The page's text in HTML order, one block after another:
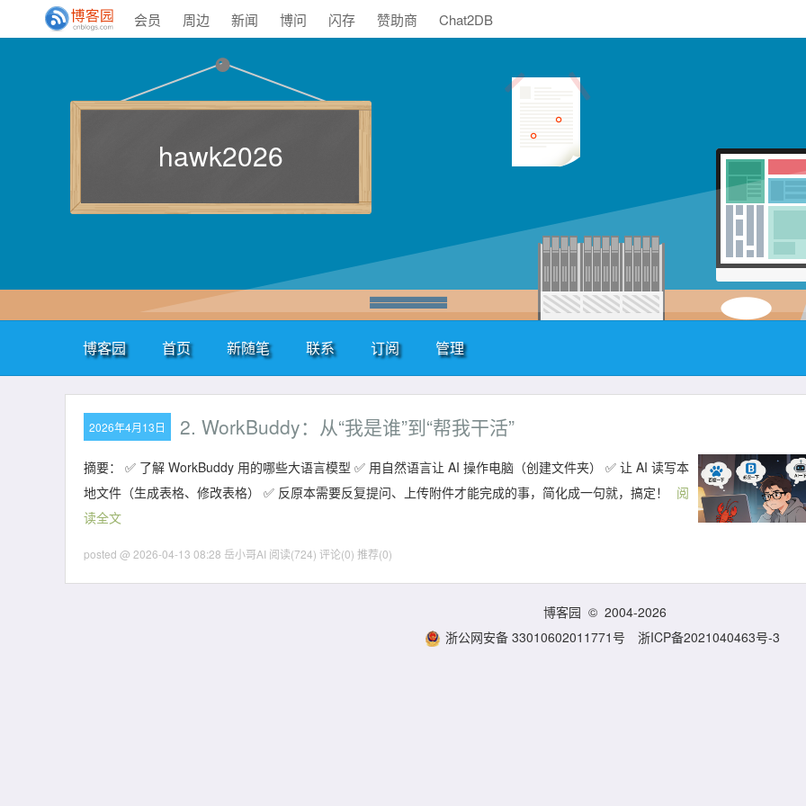
会员 周边 新闻 博问 闪存 赞助商 Chat2DB
hawk2026
博客园 首页 新随笔 联系 订阅 管理
2026年4月13日 2. WorkBuddy：从“我是谁”到“帮我干活”
摘要： ✅ 了解 WorkBuddy 用的哪些大语言模型 ✅ 用自然语言让 AI 操作电脑（创建文件夹） ✅ 让 AI 读写本
地文件（生成表格、修改表格） ✅ 反原本需要反复提问、上传附件才能完成的事，简化成一句就，搞定！
阅
读全文
posted @ 2026-04-13 08:28 岳小哥AI 阅读(724) 评论(0) 推荐(0)
博客园 © 2004-2026
浙公网安备 33010602011771号
浙ICP备2021040463号-3